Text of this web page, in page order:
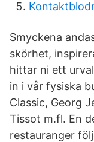
Smyckena
skörhet,
hittar ni ett
in i vår fysiska
Classic, Georg
Tissot m.fl. En
restauranger